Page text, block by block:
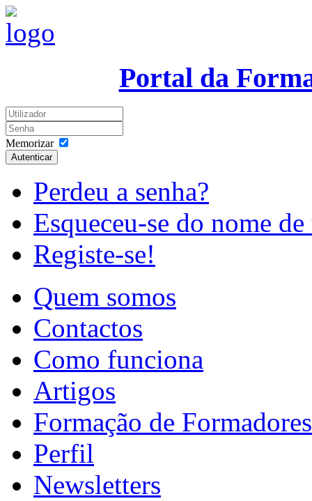
Portal da
Memorizar
Autenticar
Perdeu a senha?
Esqueceu-se do nome
Registe-se!
Quem somos
Contactos
Como funciona
Artigos
Formação de Formadores
Perfil
Newsletters